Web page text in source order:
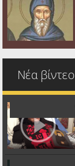
Νέα βίντεο